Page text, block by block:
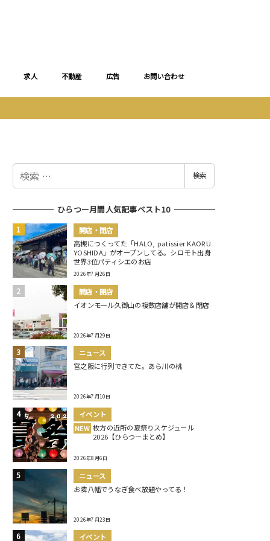
求人 不動産 広告 お問い合わせ
検
検索
ひらつー月間人気記事ベスト10
開店・閉店
高槻につくってた「HALO, patissier KAORU
YOSHIDA」がオープンしてる。シロモト出身
世界3位パティシエのお店
2026年7月26日
開店・閉店
イオンモール久御山の複数店舗が開店＆閉店
2026年7月29日
ニュース
宮之阪に行列できてた。あら川の桃
2026年7月10日
イベント
NEW 枚方の近所の夏祭りスケジュール
2026【ひらつーまとめ】
2026年8月6日
ニュース
お隣八幡でうなぎ食べ放題やってる！
2026年7月23日
イベント